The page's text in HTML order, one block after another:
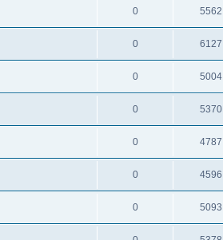
0 5562
0 6127
0 5004
0 5370
0 4787
0 4596
0 5093